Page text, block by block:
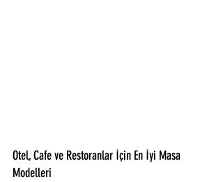
Otel, Cafe ve Restoranlar İçin En İyi Masa
Modelleri